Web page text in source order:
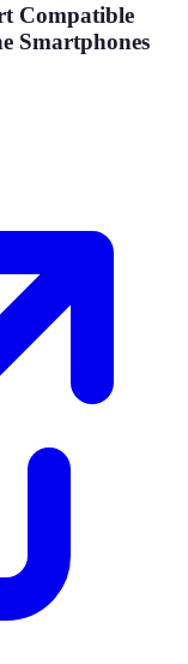
Compatible
Smartphones